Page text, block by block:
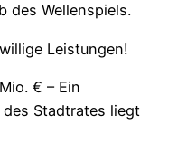
des Wellenspiels.
Leistungen!
€ – Ein
Stadtrates liegt